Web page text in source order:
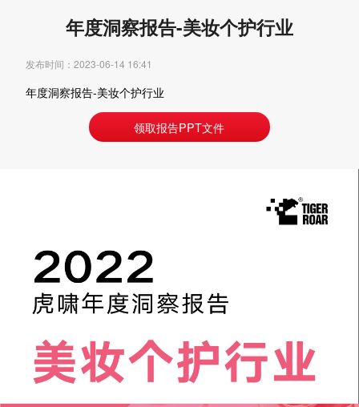
年度洞察报告-美妆个护行业
发布时间：2023-06-14 16:41
年度洞察报告-美妆个护行业
领取报告PPT文件